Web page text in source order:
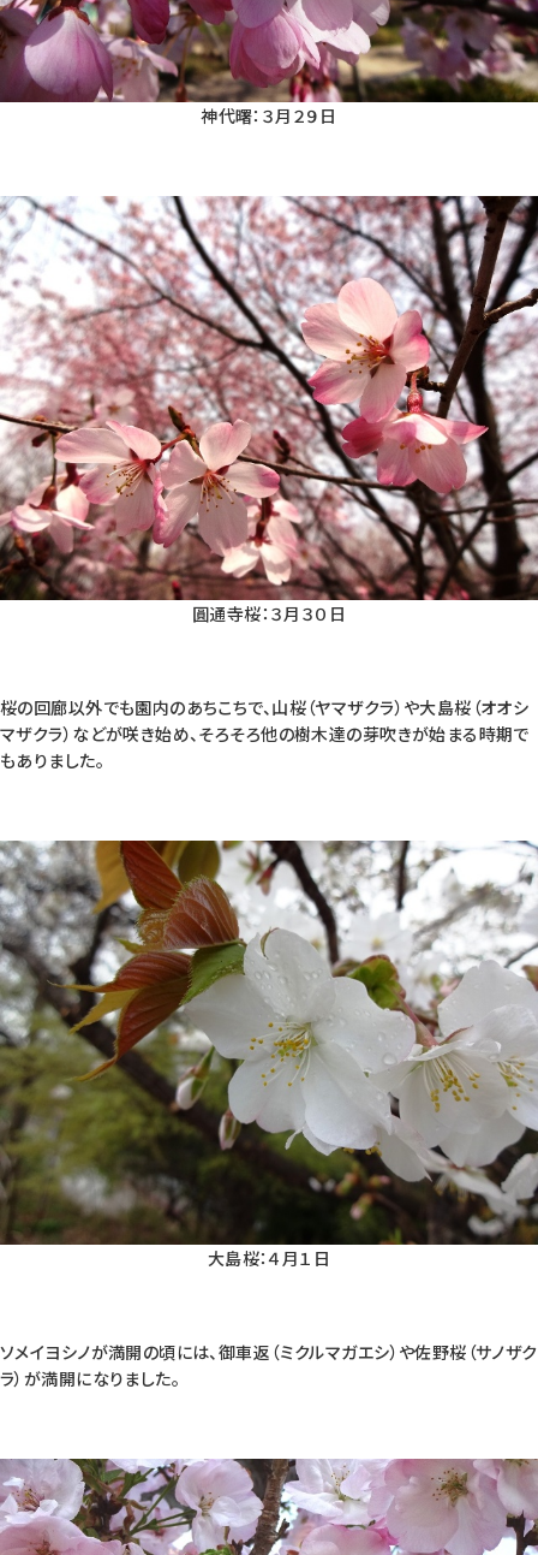
神代曙：３月２９日
圓通寺桜：３月３０日
桜の回廊以外でも園内のあちこちで、山桜（ヤマザクラ）や大島桜（オオシ
マザクラ）などが咲き始め、そろそろ他の樹木達の芽吹きが始まる時期で
もありました。
大島桜：４月１日
ソメイヨシノが満開の頃には、御車返（ミクルマガエシ）や佐野桜（サノザク
ラ）が満開になりました。